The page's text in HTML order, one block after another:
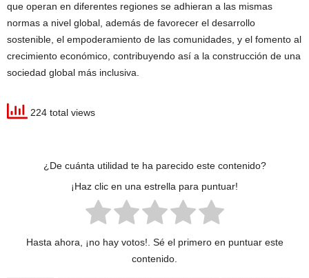
que operan en diferentes regiones se adhieran a las mismas
normas a nivel global, además de favorecer el desarrollo
sostenible, el empoderamiento de las comunidades, y el fomento al
crecimiento económico, contribuyendo así a la construcción de una
sociedad global más inclusiva.
224 total views
¿De cuánta utilidad te ha parecido este contenido?
¡Haz clic en una estrella para puntuar!
Hasta ahora, ¡no hay votos!. Sé el primero en puntuar este
contenido.